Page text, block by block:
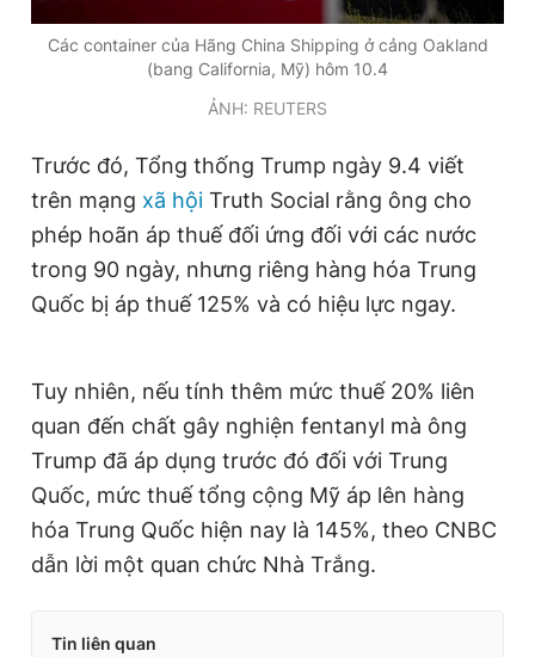
Các container của Hãng China Shipping ở cảng Oakland
(bang California, Mỹ) hôm 10.4
ẢNH: REUTERS
Trước đó, Tổng thống Trump ngày 9.4 viết
trên mạng xã hội Truth Social rằng ông cho
phép hoãn áp thuế đối ứng đối với các nước
trong 90 ngày, nhưng riêng hàng hóa Trung
Quốc bị áp thuế 125% và có hiệu lực ngay.
Tuy nhiên, nếu tính thêm mức thuế 20% liên
quan đến chất gây nghiện fentanyl mà ông
Trump đã áp dụng trước đó đối với Trung
Quốc, mức thuế tổng cộng Mỹ áp lên hàng
hóa Trung Quốc hiện nay là 145%, theo CNBC
dẫn lời một quan chức Nhà Trắng.
Tin liên quan